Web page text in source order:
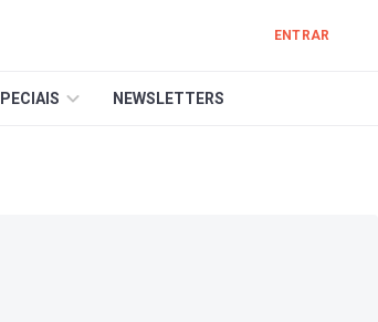
ENTRAR
NEWSLETTERS